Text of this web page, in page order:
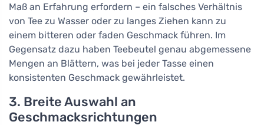
Maß an Erfahrung erfordern – ein falsches Verhältnis
von Tee zu Wasser oder zu langes Ziehen kann zu
einem bitteren oder faden Geschmack führen. Im
Gegensatz dazu haben Teebeutel genau abgemessene
Mengen an Blättern, was bei jeder Tasse einen
konsistenten Geschmack gewährleistet.
3. Breite Auswahl an
Geschmacksrichtungen